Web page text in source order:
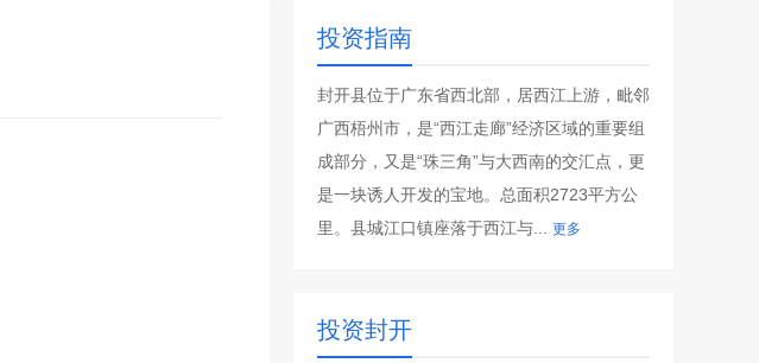
投资指南
封开县位于广东省西北部，居西江上游，毗邻
广西梧州市，是“西江走廊”经济区域的重要组
成部分，又是“珠三角”与大西南的交汇点，更
是一块诱人开发的宝地。总面积2723平方公
里。县城江口镇座落于西江与... 更多
投资封开